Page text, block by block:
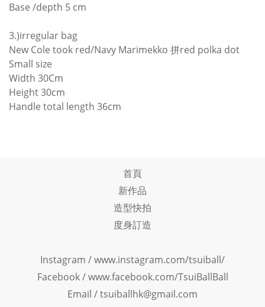
Base /depth 5 cm
3.)irregular bag
New Cole took red/Navy Marimekko 拼red polka dot
Small size
Width 30Cm
Height 30cm
Handle total length 36cm
首頁
新作品
造型快拍
度身訂造
Instagram /www.instagram.com/tsuiball/
Facebook/www.facebook.com/TsuiBallBall
Email / tsuiballhk@gmail.com